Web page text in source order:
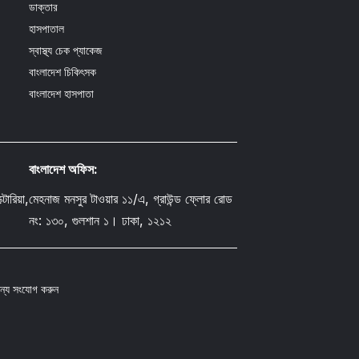
ডাক্তার
হাসপাতাল
স্বাস্থ্য চেক প্যাকেজ
বাংলাদেশ চিকিৎসক
বাংলাদেশ হাসপাতা
বাংলাদেশ অফিস:
মেহনাজ মনসুর টাওয়ার ১১/এ, গ্রাউন্ড ফ্লোর রোড
নং: ১৩০, গুলশান ১। ঢাকা, ১২১২
সংযোগ করুন